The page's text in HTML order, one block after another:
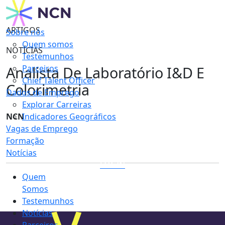
Sobre nós
Quem somos
Testemunhos
Parceiros
Chief Talent Officer
Dados de Emprego
Explorar Carreiras
Indicadores Geográficos
Vagas de Emprego
Formação
Notícias
LOGIN
Quem
Somos
Testemunhos
Notícias
ARTIGOS
NOTÍCIAS
Analista De Laboratório I&D E
Colorimetria
NCN